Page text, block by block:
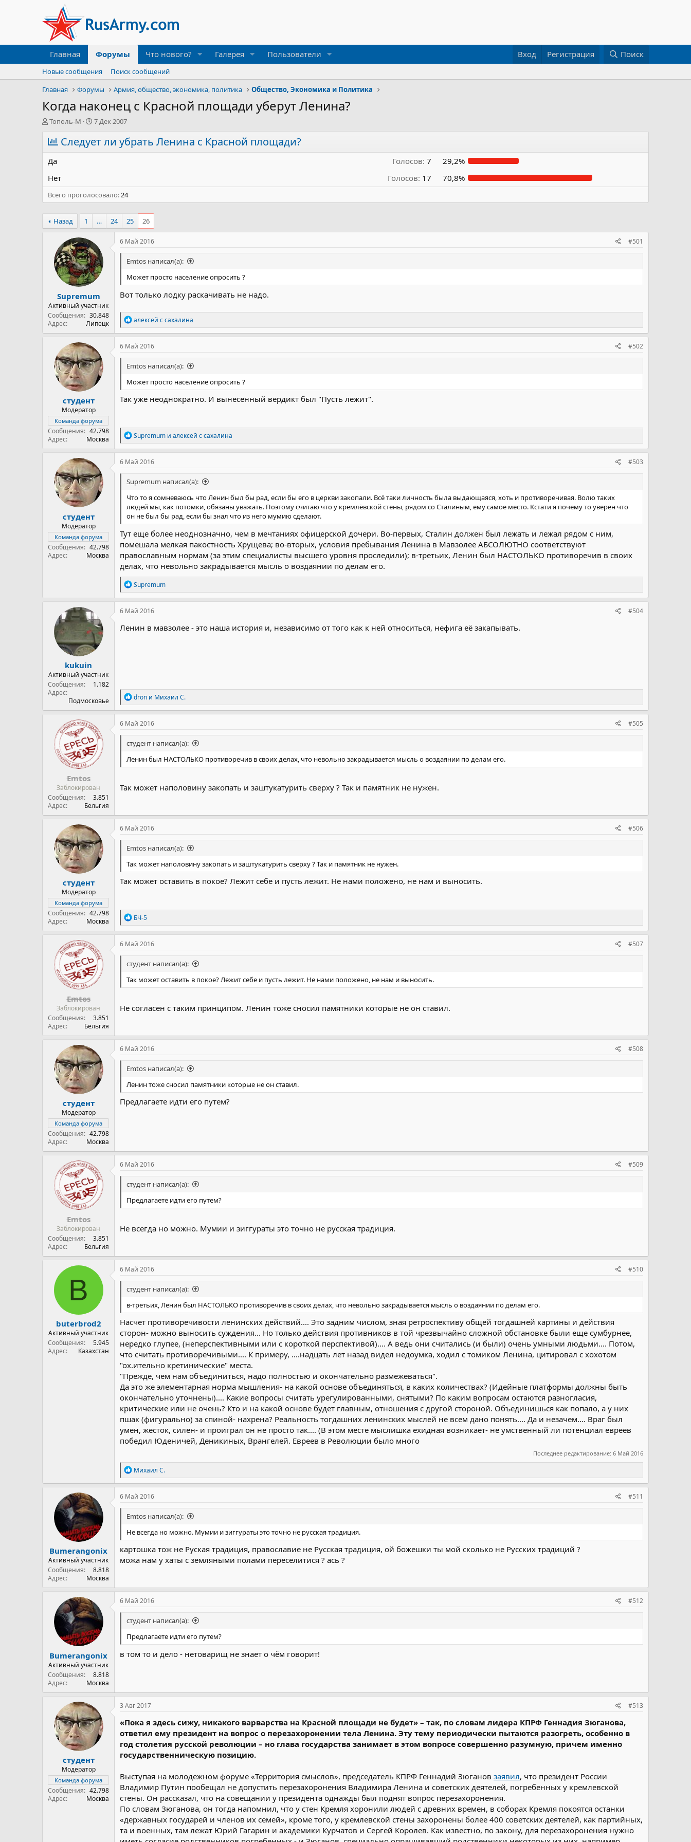
Главная Форумы Что нового? Галерея Пользователи Вход Регистрация Поиск
Новые сообщения
Поиск сообщений
Главная
Форумы Армия, общество, экономика, политика Общество, Экономика и Политика
Когда наконец с Красной площади уберут Ленина?
А
в
т
о
р
т
е
м
ы
Тополь-М
Д
а
т
а
а
л
а
7 Дек 2007
Следует ли убрать Ленина с Красной площади?
Да Голосов: 7
29,2%
Нет
Голосов: 17 70,8%
Всего проголосовало 24
Назад 1 … 24 25 26
Supremum
Активный участник
Сообщения
30.848
Адрес
Липецк
6 Май 2016 #501
Emtos написал(а):
Может просто население опросить ?
Вот только лодку раскачивать не надо.
Р
е
а
к
и
алексей с сахалина
студент
Модератор
Команда форума
Сообщения
42.798
Адрес
Москва
6 Май 2016 #502
Emtos написал(а):
Может просто население опросить ?
Так уже неоднократно. И вынесенный вердикт был "Пусть лежит".
Р
е
а
к
и
Supremum и алексей с сахалина
студент
Модератор
Команда форума
Сообщения
42.798
Адрес
Москва
6 Май 2016 #503
Supremum написал(а):
Что то я сомневаюсь что Ленин был бы рад, если бы его в церкви закопали. Всё таки личность была выдающаяся, хоть и противоречивая. Волю таких
людей мы, как потомки, обязаны уважать. Поэтому считаю что у кремлёвской стены, рядом со Сталиным, ему самое место. Кстати я почему то уверен что
он не был бы рад, если бы знал что из него мумию сделают.
Тут еще более неоднозначно, чем в мечтаниях офицерской дочери. Во-первых, Сталин должен был лежать и лежал рядом с ним,
помешала мелкая пакостность Хрущева; во-вторых, условия пребывания Ленина в Мавзолее АБСОЛЮТНО соответствуют
православным нормам (за этим специалисты высшего уровня проследили); в-третьих, Ленин был НАСТОЛЬКО противоречив в своих
делах, что невольно закрадывается мысль о воздаянии по делам его.
Р
е
а
к
и
и
Supremum
kukuin
Активный участник
Сообщения
1.182
Адрес
Подмосковье
6 Май 2016 #504
Ленин в мавзолее - это наша история и, независимо от того как к ней относиться, нефига её закапывать.
Р
е
а
к
и
dron и Михаил С.
Emtos
Заблокирован
Сообщения
3.851
Адрес
Бельгия
6 Май 2016 #505
студент написал(а):
Ленин был НАСТОЛЬКО противоречив в своих делах, что невольно закрадывается мысль о воздаянии по делам его.
Так может наполовину закопать и заштукатурить сверху ? Так и памятник не нужен.
студент
Модератор
Команда форума
Сообщения
42.798
Адрес
Москва
6 Май 2016 #506
Emtos написал(а):
Так может наполовину закопать и заштукатурить сверху ? Так и памятник не нужен.
Так может оставить в покое? Лежит себе и пусть лежит. Не нами положено, не нам и выносить.
Р
е
а
к
и
БЧ-5
Emtos
Заблокирован
Сообщения
3.851
Адрес
Бельгия
6 Май 2016 #507
студент написал(а):
Так может оставить в покое? Лежит себе и пусть лежит. Не нами положено, не нам и выносить.
Не согласен с таким принципом. Ленин тоже сносил памятники которые не он ставил.
студент
Модератор
Команда форума
Сообщения
42.798
Адрес
Москва
6 Май 2016 #508
Emtos написал(а):
Ленин тоже сносил памятники которые не он ставил.
Предлагаете идти его путем?
Emtos
Заблокирован
Сообщения
3.851
Адрес
Бельгия
6 Май 2016 #509
студент написал(а):
Предлагаете идти его путем?
Не всегда но можно. Мумии и зиггураты это точно не русская традиция.
B
buterbrod2
Активный участник
Сообщения
5.945
Адрес
Казахстан
6 Май 2016 #510
студент написал(а):
в-третьих, Ленин был НАСТОЛЬКО противоречив в своих делах, что невольно закрадывается мысль о воздаянии по делам его.
Насчет противоречивости ленинских действий.... Это задним числом, зная ретроспективу общей тогдашней картины и действия
сторон- можно выносить суждения... Но только действия противников в той чрезвычайно сложной обстановке были еще сумбурнее,
нередко глупее, (неперспективными или с короткой перспективой).... А ведь они считались (и были) очень умными людьми.... Потом,
что считать противоречивыми.... К примеру, ....надцать лет назад видел недоумка, ходил с томиком Ленина, цитировал с хохотом
"ох.ительно кретинические" места.
"Прежде, чем нам объединиться, надо полностью и окончательно размежеваться".
Да это же элементарная норма мышления- на какой основе объединяться, в каких количествах? (Идейные платформы должны быть
окончательно уточнены).... Какие вопросы считать урегулированными, снятыми? По каким вопросам остаются разногласия,
критические или не очень? Кто и на какой основе будет главным, отношения с другой стороной. Объединишься как попало, а у них
пшак (фигурально) за спиной- нахрена? Реальность тогдашних ленинских мыслей не всем дано понять.... Да и незачем.... Враг был
умен, жесток, силен- и проиграл он не просто так.... (В этом месте мыслишка ехидная возникает- не умственный ли потенциал евреев
победил Юденичей, Деникиных, Врангелей. Евреев в Революции было много
Последнее редактирование: 6 Май 2016
Р
е
а
к
и
Михаил С.
Bumerangonix
Активный участник
Сообщения
8.818
Адрес
Москва
6 Май 2016 #511
Emtos написал(а):
Не всегда но можно. Мумии и зиггураты это точно не русская традиция.
картошка тож не Руская традиция, православие не Русская традиция, ой божешки ты мой сколько не Русских традиций ?
можа нам у хаты с земляными полами переселитися ? ась ?
Bumerangonix
Активный участник
Сообщения
8.818
Адрес
Москва
6 Май 2016 #512
студент написал(а):
Предлагаете идти его путем?
в том то и дело - нетоварищ не знает о чём говорит!
студент
Модератор
Команда форума
Сообщения
42.798
Адрес
Москва
3 Авг 2017 #513
«Пока я здесь сижу, никакого варварства на Красной площади не будет» – так, по словам лидера КПРФ Геннадия Зюганова,
ответил ему президент на вопрос о перезахоронении тела Ленина. Эту тему периодически пытаются разогреть, особенно в
год столетия русской революции – но глава государства занимает в этом вопросе совершенно разумную, причем именно
государственническую позицию.
Выступая на молодежном форуме «Территория смыслов», председатель КПРФ Геннадий Зюганов заявил, что президент России
Владимир Путин пообещал не допустить перезахоронения Владимира Ленина и советских деятелей, погребенных у кремлевской
стены. Он рассказал, что на совещании у президента однажды был поднят вопрос перезахоронения.
По словам Зюганова, он тогда напомнил, что у стен Кремля хоронили людей с древних времен, в соборах Кремля покоятся останки
«державных государей и членов их семей», кроме того, у кремлевской стены захоронены более 400 советских деятелей, как партийных,
та и военных, там лежат Юрий Гагарин и академики Курчатов и Сергей Королев. Как известно, по закону, для перезахоронения нужно